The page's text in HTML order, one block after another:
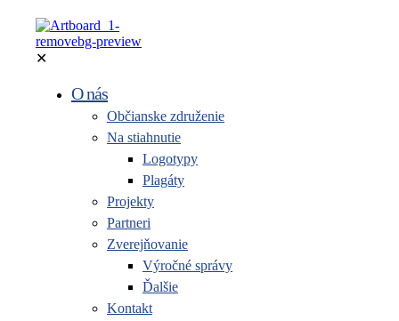
✕
O nás
Občianske združenie
Na stiahnutie
Logotypy
Plagáty
Projekty
Partneri
Zverejňovanie
Výročné správy
Ďalšie
Kontakt